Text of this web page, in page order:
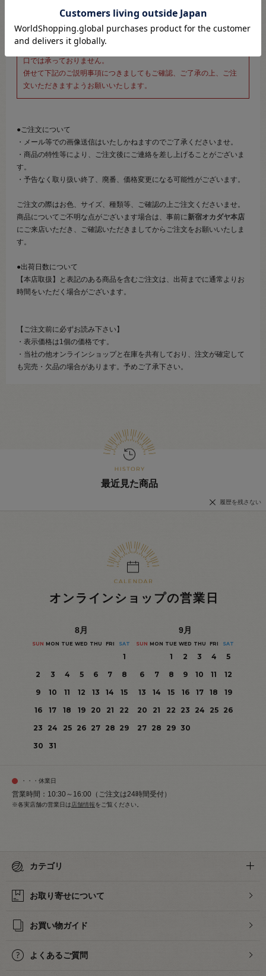
こちらのページは、店頭にてあらかじめ商品詳細および商品コード
をご確認いただいた上でご注文いただけるページです。
そのため、商品画像および詳細は記載しておりません。
また、詳細につきましてのご案内、ご相談もオンラインショップ窓
口では承っておりません。
併せて下記のご説明事項につきましてもご確認、ご了承の上、ご注
文いただきますようお願いいたします。
●ご注文について
・メール等での画像送信はいたしかねますのでご了承くださいませ。
・商品の特性等により、ご注文後にご連絡を差し上げることがございま
す。
・予告なく取り扱い終了、廃番、価格変更になる可能性がございます。
ご注文の際はお色、サイズ、種類等、ご確認の上ご注文くださいませ。
商品についてご不明な点がございます場合は、事前に新宿オカダヤ本店
にご来店いただき、ご確認いただきましてからご注文をお願いいたしま
す。
●出荷日数について
【本店取扱】と表記のある商品を含むご注文は、出荷までに通常よりお
時間をいただく場合がございます。
【ご注文前に必ずお読み下さい】
・表示価格は1個の価格です。
・当社の他オンラインショップと在庫を共有しており、注文が確定して
も完売・欠品の場合があります。予めご了承下さい。
最近見た商品
履歴を残さない
オンラインショップの営業日
8月
SUN MON TUE WED THU FRI SAT
1
2
3 4 5 6 7
8
9
10 11 12 13 14
15
16
17 18 19 20 21
22
23
24 25 26 27 28 29
30
31
9月
SUN MON TUE WED THU FRI SAT
1 2 3 4
5
6
7 8 9 10 11
12
13
14 15 16 17 18
19
20
21 22 23 24 25
26
27 28 29 30
・・・休業日
営業時間：10:30～16:00（ご注文は24時間受付）
※各実店舗の営業日は 店舗情報をご覧ください。
カテゴリ
お取り寄せについて
お買い物ガイド
よくあるご質問